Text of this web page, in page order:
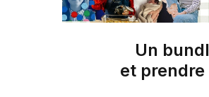
Un
et